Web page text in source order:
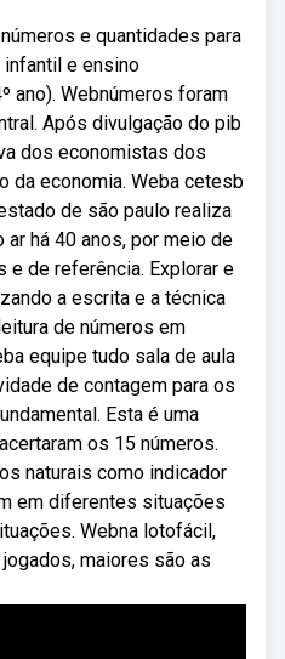
e quantidades para
e ensino
ano). Webnúmeros foram
Após divulgação do pib
dos economistas dos
da economia. Weba cetesb
de são paulo realiza
há 40 anos, por meio de
de referência. Explorar e
a escrita e a técnica
de números em
equipe tudo sala de aula
de contagem para os
Esta é uma
os 15 números.
naturais como indicador
em diferentes situações
Webna lotofácil,
maiores são as